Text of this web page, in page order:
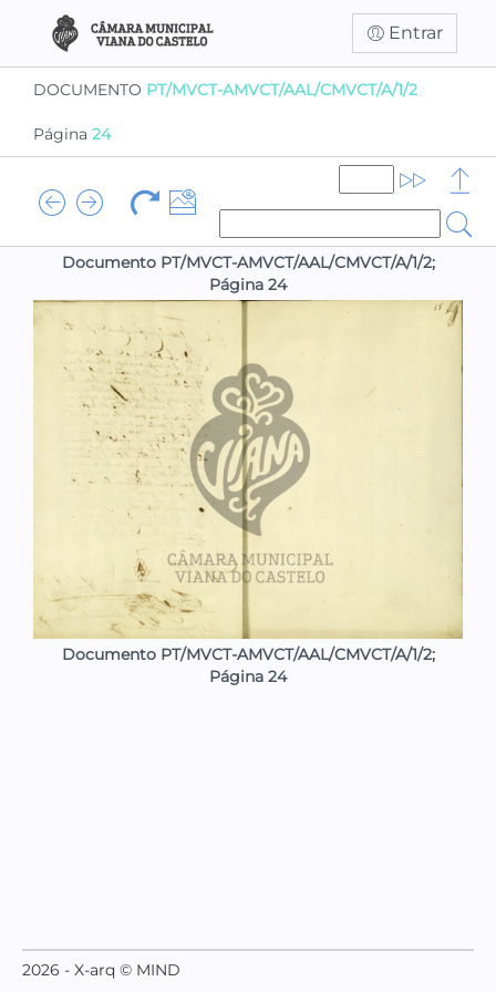
Entrar
DOCUMENTO PT/MVCT-AMVCT/AAL/CMVCT/A/1/2
Página 24
Documento PT/MVCT-AMVCT/AAL/CMVCT/A/1/2;
Página 24
Documento PT/MVCT-AMVCT/AAL/CMVCT/A/1/2;
Página 24
2026 - X-arq © MIND